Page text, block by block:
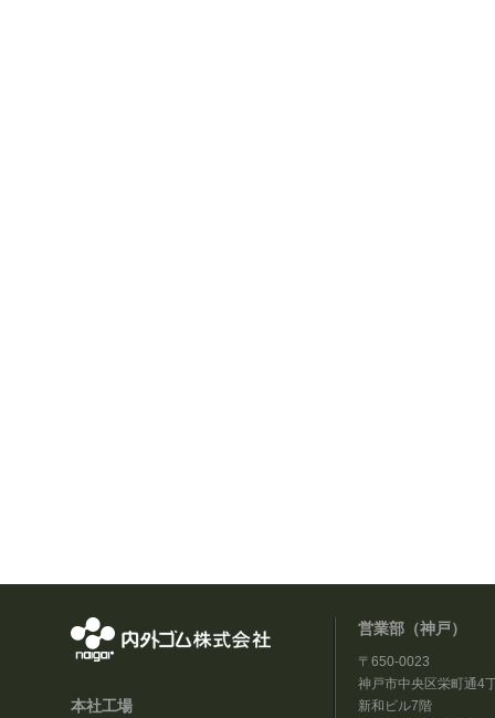
本社工場
営業部（神戸）
〒650-0023
神戸市中央区栄町通4
新和ビル7階